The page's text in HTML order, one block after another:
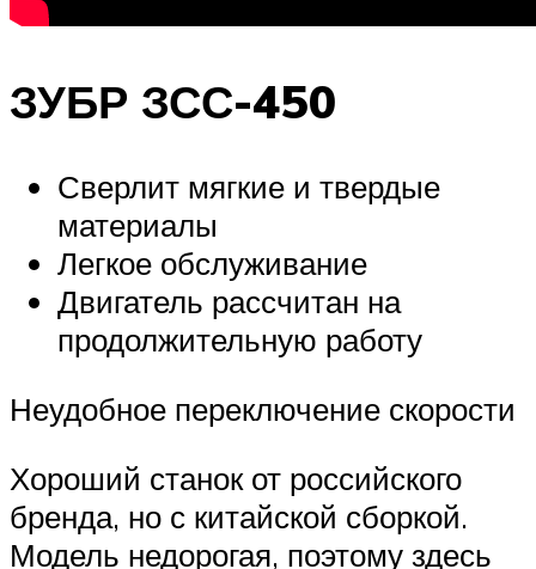
ЗУБР ЗСС-450
Сверлит мягкие и твердые
материалы
Легкое обслуживание
Двигатель рассчитан на
продолжительную работу
Неудобное переключение скорости
Хороший станок от российского
бренда, но с китайской сборкой.
Модель недорогая, поэтому здесь